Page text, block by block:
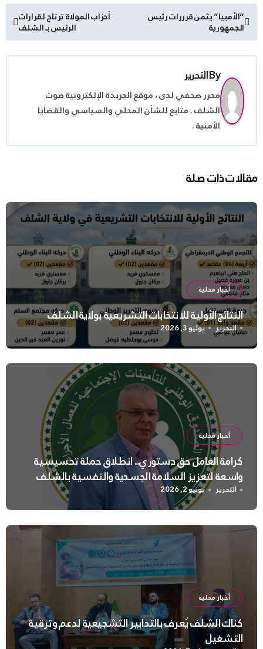
تصفّح
المقالات
“الأمبيا” يثمن قرررات رئيس
الجمهورية
أحزاب المولاة ترتاح لقرارات
الرئيس بـ الشلف
Byالتحرير
محرر صحفي لدى ، موقع الجريدة الإلكترونية صوت
الشلف . متابع للشأن المحلي والسياسي والقضايا
الأمنية .
مقالات ذات صلة
أخبار محلية
النتائج الأولية للانتخابات التشريعية بولاية الشلف
التحرير يوليو 3, 2026
أخبار محلية
كرامة العامل حق دستوري.. انطلاق حملة تحسيسية
واسعة لتعزيز السلامة الجسدية والنفسية بالشلف
التحرير يونيو 2, 2026
أخبار محلية
كناك الشلف يُعرف بالتدابير التشجيعية لدعم وترقية
التشغيل